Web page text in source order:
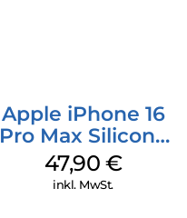
Apple iPhone 16
Pro Max Silicone
Case MagSafe
Black
47,90 €
inkl. MwSt.